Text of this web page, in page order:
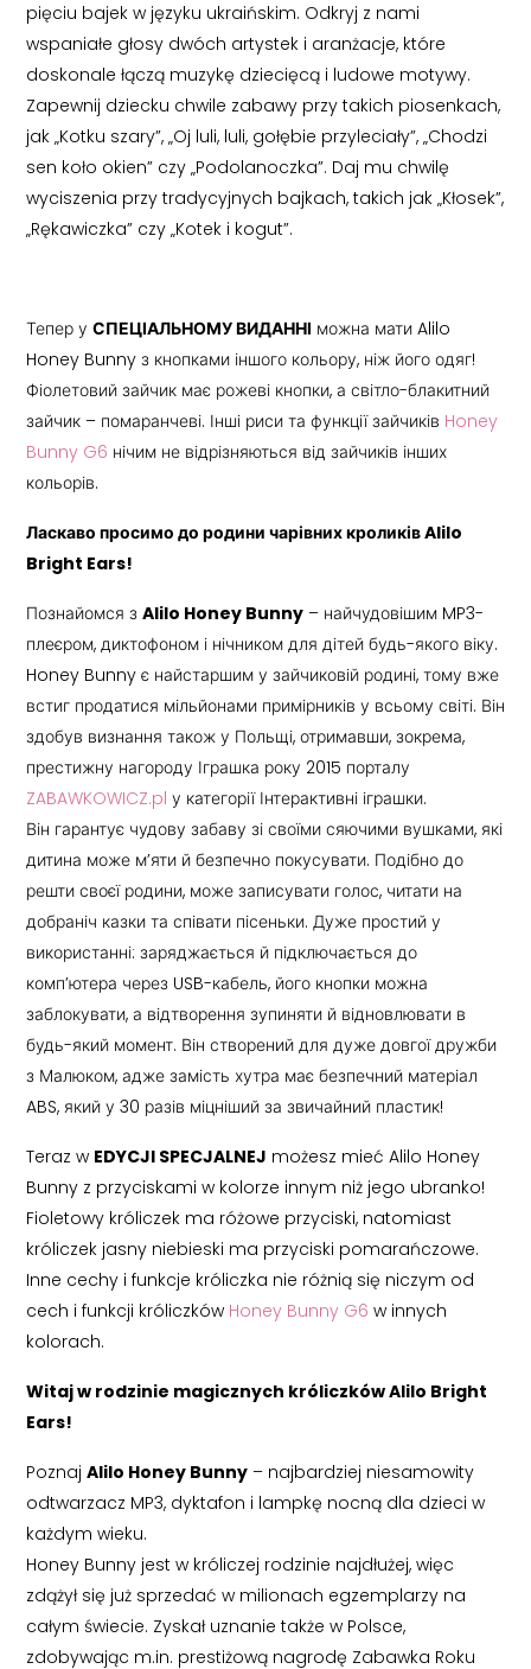
pięciu bajek w języku ukraińskim. Odkryj z nami
wspaniałe głosy dwóch artystek i aranżacje, które
doskonale łączą muzykę dziecięcą i ludowe motywy.
Zapewnij dziecku chwile zabawy przy takich piosenkach,
jak „Kotku szary”, „Oj luli, luli, gołębie przyleciały”, „Chodzi
sen koło okien” czy „Podolanoczka”. Daj mu chwilę
wyciszenia przy tradycyjnych bajkach, takich jak „Kłosek”,
„Rękawiczka” czy „Kotek i kogut”.
Тепер у СПЕЦІАЛЬНОМУ ВИДАННІ можна мати Alilo
Honey Bunny з кнопками іншого кольору, ніж його одяг!
Фіолетовий зайчик має рожеві кнопки, а світло-блакитний
зайчик – помаранчеві. Інші риси та функції зайчиків Honey
Bunny G6 нічим не відрізняються від зайчиків інших
кольорів.
Ласкаво просимо до родини чарівних кроликів Alilo
Bright Ears!
Познайомся з Alilo Honey Bunny – найчудовішим MP3-
плеєром, диктофоном і нічником для дітей будь-якого віку.
Honey Bunny є найстаршим у зайчиковій родині, тому вже
встиг продатися мільйонами примірників у всьому світі. Він
здобув визнання також у Польщі, отримавши, зокрема,
престижну нагороду Іграшка року 2015 порталу
ZABAWKOWICZ.pl у категорії Інтерактивні іграшки.
Він гарантує чудову забаву зі своїми сяючими вушками, які
дитина може м’яти й безпечно покусувати. Подібно до
решти своєї родини, може записувати голос, читати на
добраніч казки та співати пісеньки. Дуже простий у
використанні: заряджається й підключається до
комп’ютера через USB-кабель, його кнопки можна
заблокувати, а відтворення зупиняти й відновлювати в
будь-який момент. Він створений для дуже довгої дружби
з Малюком, адже замість хутра має безпечний матеріал
ABS, який у 30 разів міцніший за звичайний пластик!
Teraz w EDYCJI SPECJALNEJ możesz mieć Alilo Honey
Bunny z przyciskami w kolorze innym niż jego ubranko!
Fioletowy króliczek ma różowe przyciski, natomiast
króliczek jasny niebieski ma przyciski pomarańczowe.
Inne cechy i funkcje króliczka nie różnią się niczym od
cech i funkcji króliczków Honey Bunny G6 w innych
kolorach.
Witaj w rodzinie magicznych króliczków Alilo Bright
Ears!
Poznaj Alilo Honey Bunny – najbardziej niesamowity
odtwarzacz MP3, dyktafon i lampkę nocną dla dzieci w
każdym wieku.
Honey Bunny jest w króliczej rodzinie najdłużej, więc
zdążył się już sprzedać w milionach egzemplarzy na
całym świecie. Zyskał uznanie także w Polsce,
zdobywając m.in. prestiżową nagrodę Zabawka Roku